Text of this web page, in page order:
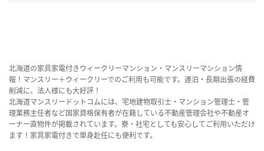
北海道の家具家電付きウィークリーマンション・マンスリーマンション情
報！マンスリー＋ウィークリーでのご利用も可能です。連泊・長期出張の経費
削減に、法人様にも大好評！
北海道マンスリードットコムには、宅地建物取引士・マンション管理士・管
理業務主任者など国家資格保有者が在籍している不動産管理会社や不動産オ
ーナー直物件が掲載されています。寮・社宅としても安心してご利用いただけ
ます！家具家電付きで単身赴任にも便利です。